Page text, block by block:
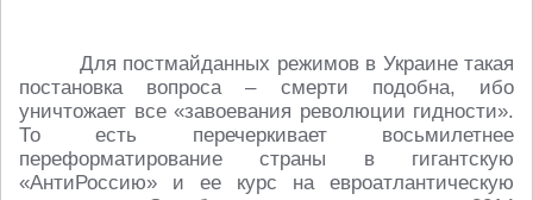
Для постмайданных режимов в Украине такая
постановка вопроса – смерти подобна, ибо
уничтожает все «завоевания революции гидности».
То есть перечеркивает восьмилетнее
переформатирование страны в гигантскую
«АнтиРоссию» и ее курс на евроатлантическую